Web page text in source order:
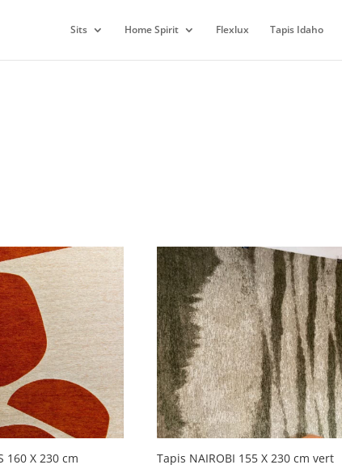
Sits Home Spirit Flexlux Tapis Idaho
160 X 230 cm
Tapis NAIROBI 155 X 230 cm vert